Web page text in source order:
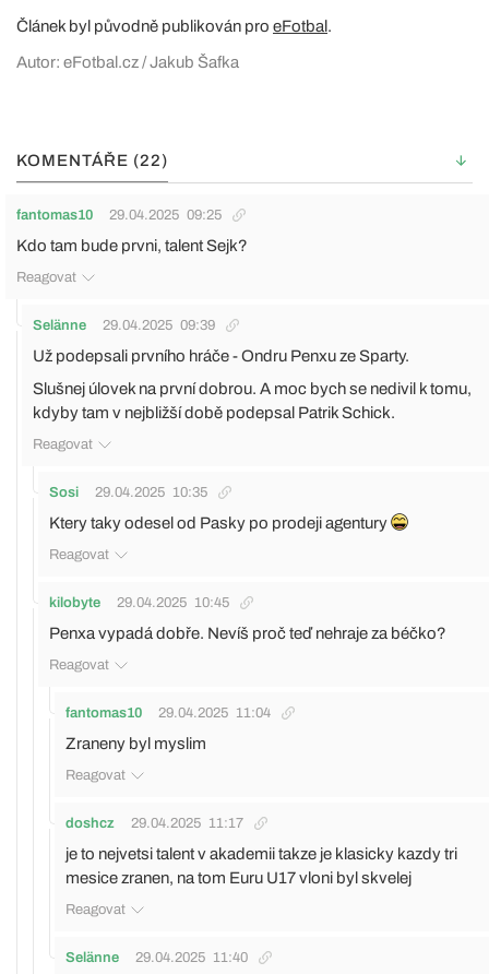
Článek byl původně publikován pro eFotbal.
Autor: eFotbal.cz / Jakub Šafka
KOMENTÁŘE (22)
fantomas10 29.04.2025 09:25
Kdo tam bude prvni, talent Sejk?
Reagovat
Selänne 29.04.2025 09:39
Už podepsali prvního hráče - Ondru Penxu ze Sparty.
Slušnej úlovek na první dobrou. A moc bych se nedivil k tomu,
kdyby tam v nejbližší době podepsal Patrik Schick.
Reagovat
Sosi 29.04.2025 10:35
Ktery taky odesel od Pasky po prodeji agentury
Reagovat
kilobyte 29.04.2025 10:45
Penxa vypadá dobře. Nevíš proč teď nehraje za béčko?
Reagovat
fantomas10 29.04.2025 11:04
Zraneny byl myslim
Reagovat
doshcz 29.04.2025 11:17
je to nejvetsi talent v akademii takze je klasicky kazdy tri
mesice zranen, na tom Euru U17 vloni byl skvelej
Reagovat
Selänne 29.04.2025 11:40